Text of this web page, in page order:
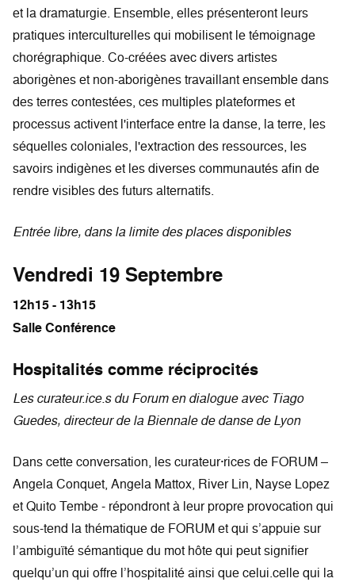
et la dramaturgie. Ensemble, elles présenteront leurs
pratiques interculturelles qui mobilisent le témoignage
chorégraphique. Co-créées avec divers artistes
aborigènes et non-aborigènes travaillant ensemble dans
des terres contestées, ces multiples plateformes et
processus activent l'interface entre la danse, la terre, les
séquelles coloniales, l'extraction des ressources, les
savoirs indigènes et les diverses communautés afin de
rendre visibles des futurs alternatifs.
Entrée libre, dans la limite des places disponibles
Vendredi 19 Septembre
12h15 - 13h15
Salle Conférence
Hospitalités comme réciprocités
Les curateur.ice.s du Forum en dialogue avec Tiago
Guedes, directeur de la Biennale de danse de Lyon
Dans cette conversation, les curateur·rices de FORUM –
Angela Conquet, Angela Mattox, River Lin, Nayse Lopez
et Quito Tembe - répondront à leur propre provocation qui
sous-tend la thématique de FORUM et qui s’appuie sur
l’ambiguïté sémantique du mot hôte qui peut signifier
quelqu’un qui offre l’hospitalité ainsi que celui.celle qui la